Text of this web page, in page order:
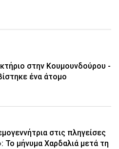
στην Κουμουνδούρου -
ένα άτομο
στις πληγείσες
Το μήνυμα Χαρδαλιά μετά τη